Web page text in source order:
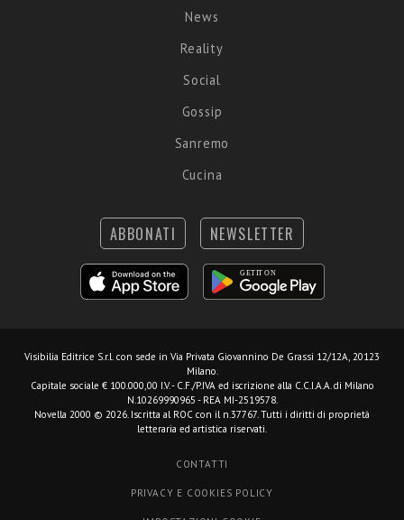
News
Reality
Social
Gossip
Sanremo
Cucina
ABBONATI NEWSLETTER
Visibilia Editrice S.r.l. con sede in Via Privata Giovannino De Grassi 12/12A, 20123
Milano.
Capitale sociale € 100.000,00 I.V. - C.F./P.IVA ed iscrizione alla C.C.I.A.A. di Milano
N.10269990965 - REA MI-2519578.
Novella 2000 © 2026. Iscritta al ROC con il n.37767. Tutti i diritti di proprietà
letteraria ed artistica riservati.
CONTATTI
PRIVACY E COOKIES POLICY